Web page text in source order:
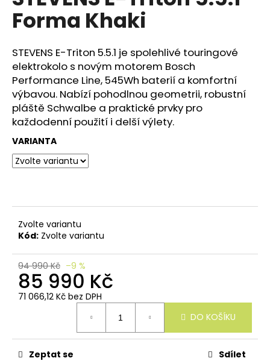
0,0
hvězdiček.
Forma Khaki
STEVENS E-Triton 5.5.1 je spolehlivé touringové
elektrokolo s novým motorem Bosch
Performance Line, 545Wh baterií a komfortní
výbavou. Nabízí pohodlnou geometrii, robustní
pláště Schwalbe a praktické prvky pro
každodenní použití i delší výlety.
VARIANTA
Zvolte variantu
Kód: Zvolte variantu
94 990 Kč –9 %
85 990 Kč
71 066,12 Kč bez DPH
DO KOŠÍKU
Zeptat se Sdílet
n
a
j
í
t
?
o
p
u
u
e